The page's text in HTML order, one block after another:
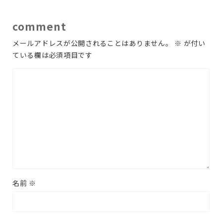
comment
メールアドレスが公開されることはありません。 ※ が付い
ている欄は必須項目です
名前 ※